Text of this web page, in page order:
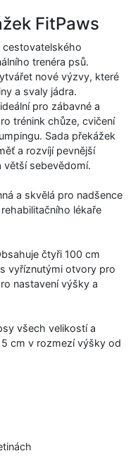
FitPaws
cestovatelského
trenéra psů.
nové výzvy, které
a svaly jádra.
pro zábavné a
trénink chůze, cvičení
Sada překážek
a rozvíjí pevnější
větší sebevědomí.
a skvělá pro nadšence
lékaře
čtyři 100 cm
vyříznutými otvory pro
nastavení výšky a
všech velikostí a
cm v rozmezí výšky od